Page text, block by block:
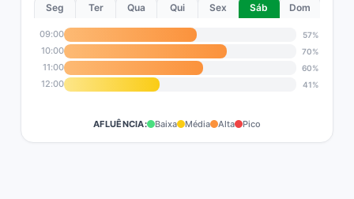
Seg Ter Qua Qui Sex Sáb Dom
09:00 57%
10:00 70%
11:00 60%
12:00 41%
AFLUÊNCIA: Baixa Média Alta Pico